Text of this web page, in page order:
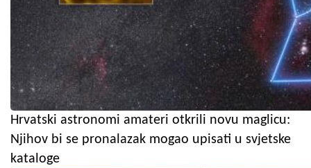
Hrvatski astronomi amateri otkrili novu maglicu:
Njihov bi se pronalazak mogao upisati u svjetske
kataloge